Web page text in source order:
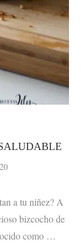
a tu niñez? A
bizcocho de
como …